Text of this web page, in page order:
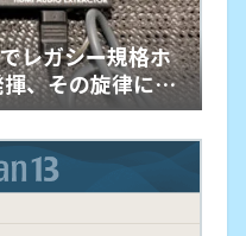
レガシー規格ホ
、その旋律に戦